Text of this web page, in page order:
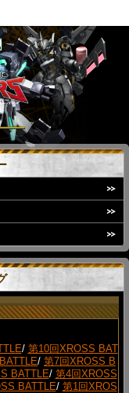
/ 第10回XROSS BAT
/ 第7回XROSS B
BATTLE/ 第4回XROSS
BATTLE/ 第1回XROS